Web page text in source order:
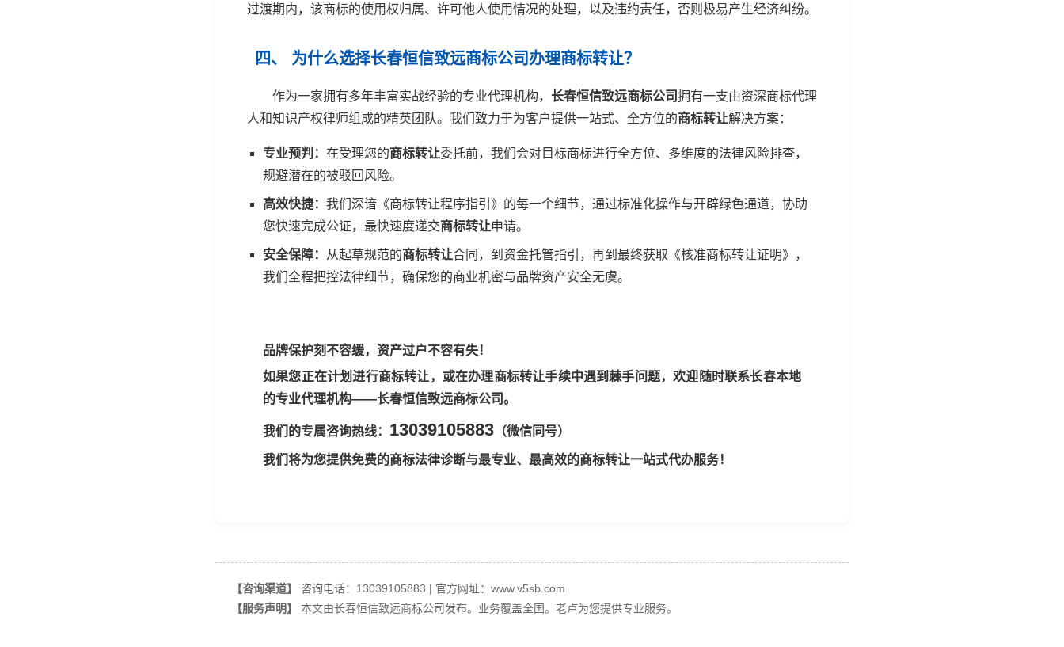
过渡期内，该商标的使用权归属、许可他人使用情况的处理，以及违约责任，否则极易产生经济纠纷。
四、 为什么选择长春恒信致远商标公司办理商标转让？
作为一家拥有多年丰富实战经验的专业代理机构， 长春恒信致远商标公司拥有一支由资深商标代理
人和知识产权律师组成的精英团队。我们致力于为客户提供一站式、全方位的商标转让解决方案：
专业预判： 在受理您的商标转让委托前，我们会对目标商标进行全方位、多维度的法律风险排查，
规避潜在的被驳回风险。
高效快捷： 我们深谙《商标转让程序指引》的每一个细节，通过标准化操作与开辟绿色通道，协助
您快速完成公证，最快速度递交商标转让申请。
安全保障： 从起草规范的商标转让合同，到资金托管指引，再到最终获取《核准商标转让证明》，
我们全程把控法律细节，确保您的商业机密与品牌资产安全无虞。
品牌保护刻不容缓，资产过户不容有失！
如果您正在计划进行商标转让 ，或在办理商标转让手续中遇到棘手问题，欢迎随时联系长春本地
的专业代理机构——长春恒信致远商标公司。
我们的专属咨询热线： 13039105883 （微信同号）
我们将为您提供免费的商标法律诊断与最专业、最高效的商标转让一站式代办服务！
【咨询渠道】
咨询电话：13039105883 | 官方网址：www.v5sb.com
【服务声明】
本文由长春恒信致远商标公司发布。业务覆盖全国。老卢为您提供专业服务。